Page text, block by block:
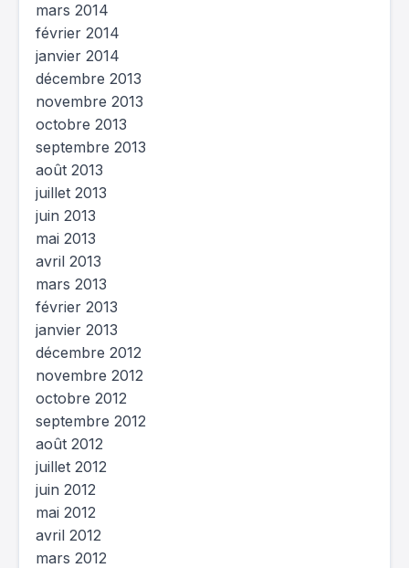
mars 2014
février 2014
janvier 2014
décembre 2013
novembre 2013
octobre 2013
septembre 2013
août 2013
juillet 2013
juin 2013
mai 2013
avril 2013
mars 2013
février 2013
janvier 2013
décembre 2012
novembre 2012
octobre 2012
septembre 2012
août 2012
juillet 2012
juin 2012
mai 2012
avril 2012
mars 2012